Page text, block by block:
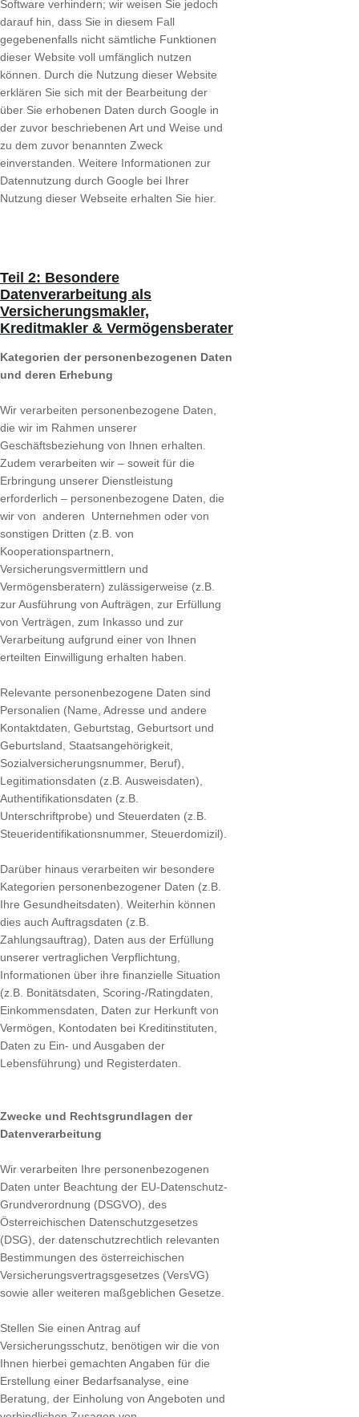
Software verhindern; wir weisen Sie jedoch
darauf hin, dass Sie in diesem Fall
gegebenenfalls nicht sämtliche Funktionen
dieser Website voll umfänglich nutzen
können. Durch die Nutzung dieser Website
erklären Sie sich mit der Bearbeitung der
über Sie erhobenen Daten durch Google in
der zuvor beschriebenen Art und Weise und
zu dem zuvor benannten Zweck
einverstanden. Weitere Informationen zur
Datennutzung durch Google bei Ihrer
Nutzung dieser Webseite erhalten Sie hier.
Teil 2: Besondere
Datenverarbeitung als
Versicherungsmakler,
Kreditmakler & Vermögensberater
Kategorien der personenbezogenen Daten
und deren Erhebung
Wir verarbeiten personenbezogene Daten,
die wir im Rahmen unserer
Geschäftsbeziehung von Ihnen erhalten.
Zudem verarbeiten wir – soweit für die
Erbringung unserer Dienstleistung
erforderlich – personenbezogene Daten, die
wir von anderen Unternehmen oder von
sonstigen Dritten (z.B. von
Kooperationspartnern,
Versicherungsvermittlern und
Vermögensberatern) zulässigerweise (z.B.
zur Ausführung von Aufträgen, zur Erfüllung
von Verträgen, zum Inkasso und zur
Verarbeitung aufgrund einer von Ihnen
erteilten Einwilligung erhalten haben.
Relevante personenbezogene Daten sind
Personalien (Name, Adresse und andere
Kontaktdaten, Geburtstag, Geburtsort und
Geburtsland, Staatsangehörigkeit,
Sozialversicherungsnummer, Beruf),
Legitimationsdaten (z.B. Ausweisdaten),
Authentifikationsdaten (z.B.
Unterschriftprobe) und Steuerdaten (z.B.
Steueridentifikationsnummer, Steuerdomizil).
Darüber hinaus verarbeiten wir besondere
Kategorien personenbezogener Daten (z.B.
Ihre Gesundheitsdaten). Weiterhin können
dies auch Auftragsdaten (z.B.
Zahlungsauftrag), Daten aus der Erfüllung
unserer vertraglichen Verpflichtung,
Informationen über ihre finanzielle Situation
(z.B. Bonitätsdaten, Scoring-/Ratingdaten,
Einkommensdaten, Daten zur Herkunft von
Vermögen, Kontodaten bei Kreditinstituten,
Daten zu Ein- und Ausgaben der
Lebensführung) und Registerdaten.
Zwecke und Rechtsgrundlagen der
Datenverarbeitung
Wir verarbeiten Ihre personenbezogenen
Daten unter Beachtung der EU-Datenschutz-
Grundverordnung (DSGVO), des
Österreichischen Datenschutzgesetzes
(DSG), der datenschutzrechtlich relevanten
Bestimmungen des österreichischen
Versicherungsvertragsgesetzes (VersVG)
sowie aller weiteren maßgeblichen Gesetze.
Stellen Sie einen Antrag auf
Versicherungsschutz, benötigen wir die von
Ihnen hierbei gemachten Angaben für die
Erstellung einer Bedarfsanalyse, eine
Beratung, der Einholung von Angeboten und